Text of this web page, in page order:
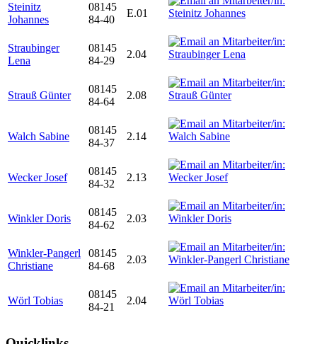
Steinitz
Johannes
08145
84-40
E.01
Straubinger
Lena
08145
84-29
2.04
Strauß Günter
08145
84-64
2.08
Walch Sabine
08145
84-37
2.14
Wecker Josef
08145
84-32
2.13
Winkler Doris
08145
84-62
2.03
Winkler-Pangerl
Christiane
08145
84-68
2.03
Wörl Tobias
08145
84-21
2.04